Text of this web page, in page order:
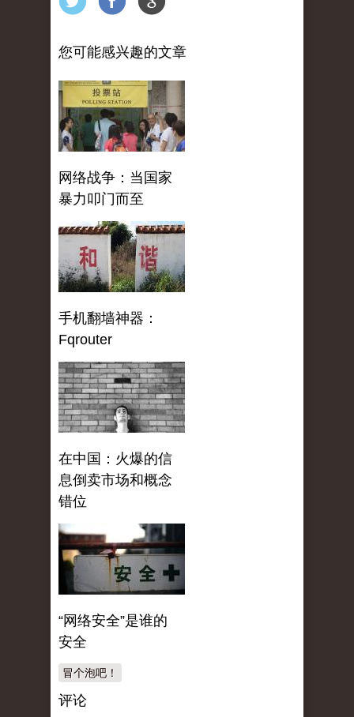
您可能感兴趣的文章
网络战争：当国家
暴力叩门而至
手机翻墙神器：
Fqrouter
在中国：火爆的信
息倒卖市场和概念
错位
“网络安全”是谁的
安全
冒个泡吧！
评论